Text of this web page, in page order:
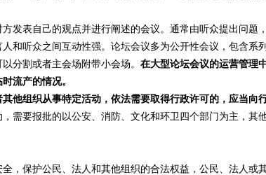
发表自己的观点并进行阐述的会议。通常由听众提出问题
和听众之间互动性强。论坛会议多为公开性会议，包含系
分割或者主会场附带小会场。 在大型论坛会议的运营管理
流产的情况。
他组织从事特定活动，依法需要取得行政许可的，应当向
需要报批的以公安、消防、文化和环卫四个部门为主，其
，保护公民、法人和其他组织的合法权益，公民、法人或